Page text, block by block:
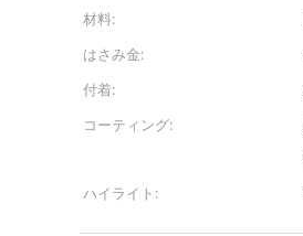
材料:
はさみ金:
付着:
コーティング:
ハイライト: